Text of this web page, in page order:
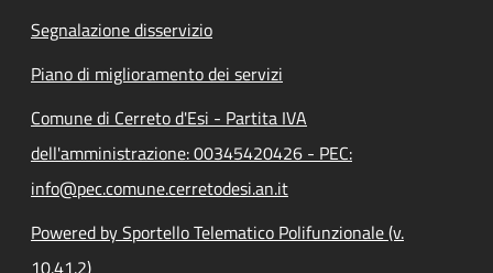
Segnalazione disservizio
Piano di miglioramento dei servizi
Comune di Cerreto d'Esi - Partita IVA
dell'amministrazione: 00345420426 - PEC:
info@pec.comune.cerretodesi.an.it
Powered by Sportello Telematico Polifunzionale (v.
10.41.2)